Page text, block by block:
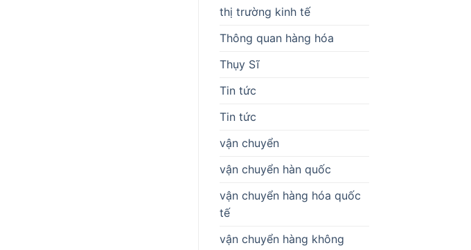
thị trường kinh tế
Thông quan hàng hóa
Thụy Sĩ
Tin tức
Tin tức
vận chuyển
vận chuyển hàn quốc
vận chuyển hàng hóa quốc
tế
vận chuyển hàng không